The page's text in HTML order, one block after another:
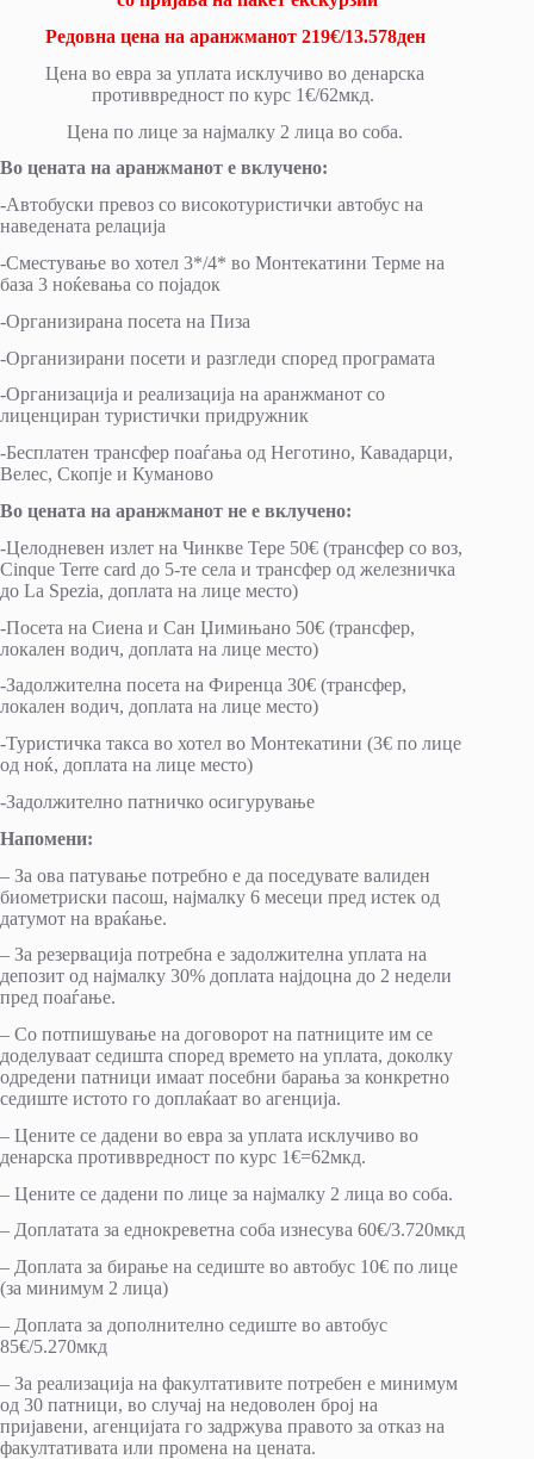
Редовна цена на аранжманот 219€/13.578ден
Цена во евра за уплата исклучиво во денарска
противвредност по курс 1€/62мкд.
Цена по лице за најмалку 2 лица во соба.
Во цената на аранжманот е вклучено:
-Автобуски превоз со високотуристички автобус на
наведената релација
-Сместување во хотел 3*/4* во Монтекатини Терме на
база 3 ноќевања со појадок
-Организирана посета на Пиза
-Организирани посети и разгледи според програмата
-Организација и реализација на аранжманот со
лиценциран туристички придружник
-Бесплатен трансфер поаѓања од Неготино, Кавадарци,
Велес, Скопје и Куманово
Во цената на аранжманот не е вклучено:
-Целодневен излет на Чинкве Тере 50€ (трансфер со воз,
Cinque Terre card до 5-те села и трансфер од железничка
до La Spezia, доплата на лице место)
-Посета на Сиена и Сан Џимињано 50€ (трансфер,
локален водич, доплата на лице место)
-Задолжителна посета на Фиренца 30€ (трансфер,
локален водич, доплата на лице место)
-Туристичка такса во хотел во Монтекатини (3€ по лице
од ноќ, доплата на лице место)
-Задолжително патничко осигурување
Напомени:
– За ова патување потребно e да поседувате валиден
биометриски пасош, најмалку 6 месеци пред истек од
датумот на враќање.
– За резервација потребна е задолжителна уплата на
депозит од најмалку 30% доплата најдоцна до 2 недели
пред поаѓање.
– Со потпишување на договорот на патниците им се
доделуваат седишта според времето на уплата, доколку
одредени патници имаат посебни барања за конкретно
седиште истото го доплаќаат во агенција.
– Цените се дадени во евра за уплата исклучиво во
денарска противвредност по курс 1€=62мкд.
– Цените се дадени по лице за најмалку 2 лица во соба.
– Доплатата за еднокреветна соба изнесува 60€/3.720мкд
– Доплата за бирање на седиште во автобус 10€ по лице
(за минимум 2 лица)
– Доплата за дополнително седиште во автобус
85€/5.270мкд
– За реализација на факултативите потребен е минимум
од 30 патници, во случај на недоволен број на
пријавени, агенцијата го задржува правото за отказ на
факултативата или промена на цената.